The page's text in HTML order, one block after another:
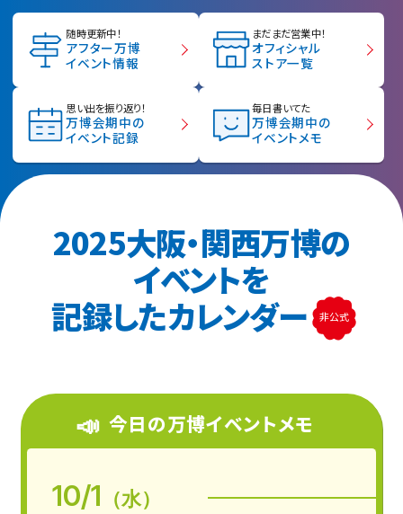
随時更新中！
アフター万博
イベント情報
まだまだ営業中！
オフィシャル
ストア一覧
思い出を振り返り！
万博会期中の
イベント記録
毎日書いてた
万博会期中の
イベントメモ
2025大阪・関西万博の
イベントを
記録したカレンダー 非公式
📣 今日の万博イベントメモ
10/1 （水）